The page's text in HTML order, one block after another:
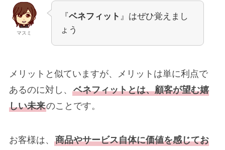
マスミ
『ベネフィット 』はぜひ覚えまし
ょう
メリットと似ていますが、メリットは単に利点で
あるのに対し、 ベネフィットとは、顧客が望む嬉
しい未来のことです。
お客様は、 商品やサービス自体に価値を感じてお